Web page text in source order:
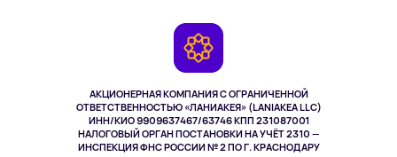
АКЦИОНЕРНАЯ КОМПАНИЯ С ОГРАНИЧЕННОЙ
ОТВЕТСТВЕННОСТЬЮ «ЛАНИАКЕЯ» (LANIAKEA LLC)
ИНН/КИО 9909637467/63746 КПП 231087001
НАЛОГОВЫЙ ОРГАН ПОСТАНОВКИ НА УЧЁТ 2310 —
ИНСПЕКЦИЯ ФНС РОССИИ № 2 ПО Г. КРАСНОДАРУ
Здоровье питомцев